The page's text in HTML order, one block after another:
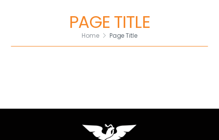
PAGE TITLE
Home Page Title